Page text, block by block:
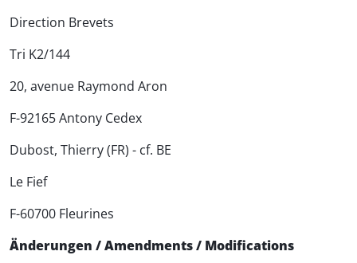
Direction Brevets
Tri K2/144
20, avenue Raymond Aron
F-92165 Antony Cedex
Dubost, Thierry (FR) - cf. BE
Le Fief
F-60700 Fleurines
Änderungen / Amendments / Modifications